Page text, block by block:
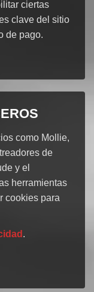
ciertas
clave del sitio
de pago.
como Mollie,
de
y el
herramientas
cookies para
.